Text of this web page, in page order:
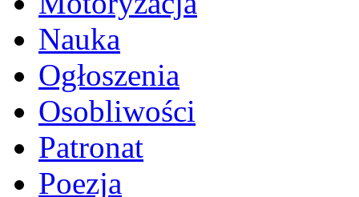
Nauka
Ogłoszenia
Osobliwości
Patronat
Poezja